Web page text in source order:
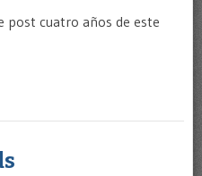
post cuatro años de este